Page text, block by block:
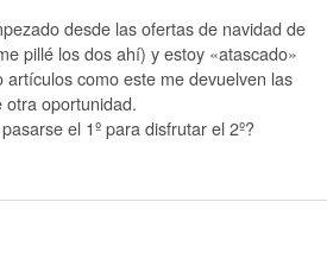
desde las ofertas de navidad de
pillé los dos ahí) y estoy «atascado»
artículos como este me devuelven las
otra oportunidad.
el 1º para disfrutar el 2º?